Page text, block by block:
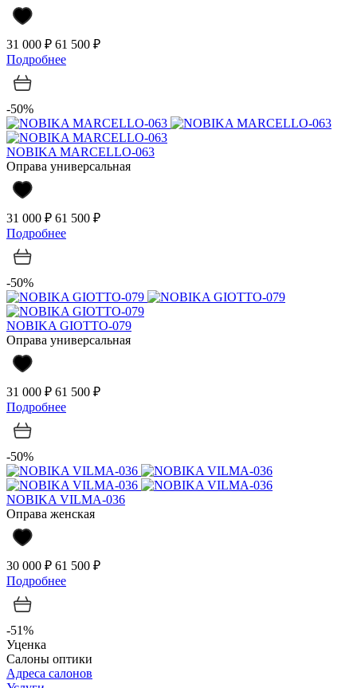
31 000 ₽ 61 500 ₽
Подробнее
-50%
NOBIKA MARCELLO-063
Оправа универсальная
31 000 ₽ 61 500 ₽
Подробнее
-50%
NOBIKA GIOTTO-079
Оправа универсальная
31 000 ₽ 61 500 ₽
Подробнее
-50%
NOBIKA VILMA-036
Оправа женская
30 000 ₽ 61 500 ₽
Подробнее
-51%
Уценка
Салоны оптики
Адреса салонов